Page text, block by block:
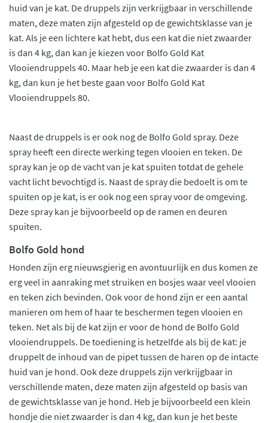
huid van je kat. De druppels zijn verkrijgbaar in verschillende
maten, deze maten zijn afgesteld op de gewichtsklasse van je
kat. Als je een lichtere kat hebt, dus een kat die niet zwaarder
is dan 4 kg, dan kan je kiezen voor Bolfo Gold Kat
Vlooiendruppels 40. Maar heb je een kat die zwaarder is dan 4
kg, dan kun je het beste gaan voor Bolfo Gold Kat
Vlooiendruppels 80.
Naast de druppels is er ook nog de Bolfo Gold spray. Deze
spray heeft een directe werking tegen vlooien en teken. De
spray kan je op de vacht van je kat spuiten totdat de gehele
vacht licht bevochtigd is. Naast de spray die bedoelt is om te
spuiten op je kat, is er ook nog een spray voor de omgeving.
Deze spray kan je bijvoorbeeld op de ramen en deuren
spuiten.
Bolfo Gold hond
Honden zijn erg nieuwsgierig en avontuurlijk en dus komen ze
erg veel in aanraking met struiken en bosjes waar veel vlooien
en teken zich bevinden. Ook voor de hond zijn er een aantal
manieren om hem of haar te beschermen tegen vlooien en
teken. Net als bij de kat zijn er voor de hond de Bolfo Gold
vlooiendruppels. De toediening is hetzelfde als bij de kat: je
druppelt de inhoud van de pipet tussen de haren op de intacte
huid van je hond. Ook deze druppels zijn verkrijgbaar in
verschillende maten, deze maten zijn afgesteld op basis van
de gewichtsklasse van je hond. Heb je bijvoorbeeld een klein
hondje die niet zwaarder is dan 4 kg, dan kun je het beste